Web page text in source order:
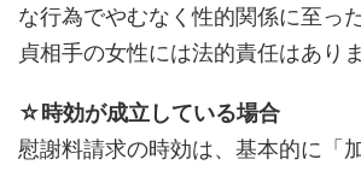
な行為でやむなく性的関係に至っ
貞相手の女性には法的責任はあり
☆時効が成立している場合
慰謝料請求の時効は、基本的に「